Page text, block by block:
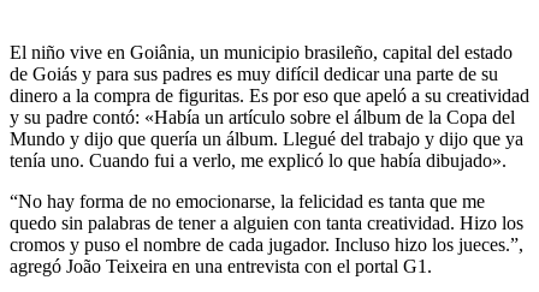
El niño vive en Goiânia, un municipio brasileño, capital del estado
de Goiás y para sus padres es muy difícil dedicar una parte de su
dinero a la compra de figuritas. Es por eso que apeló a su creatividad
y su padre contó: «Había un artículo sobre el álbum de la Copa del
Mundo y dijo que quería un álbum. Llegué del trabajo y dijo que ya
tenía uno. Cuando fui a verlo, me explicó lo que había dibujado».
“No hay forma de no emocionarse, la felicidad es tanta que me
quedo sin palabras de tener a alguien con tanta creatividad. Hizo los
cromos y puso el nombre de cada jugador. Incluso hizo los jueces.”,
agregó João Teixeira en una entrevista con el portal G1.